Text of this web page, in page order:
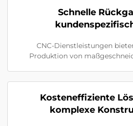
Schnelle
CNC-Dienstleistungen
Produktion von
Kosteneffiziente
komplexe